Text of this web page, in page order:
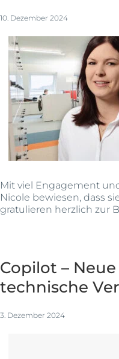
10. Dezember 2024
Mit viel Engagement
Nicole bewiesen, dass
gratulieren herzlich zur
Copilot –
technische
3. Dezember 2024